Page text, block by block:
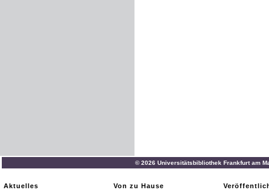
© 2026 Universitätsbibliothek Frankfurt am
Aktuelles
Von zu Hause